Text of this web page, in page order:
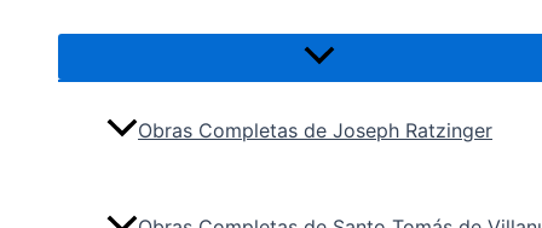
Obras Completas de Joseph Ratzinger